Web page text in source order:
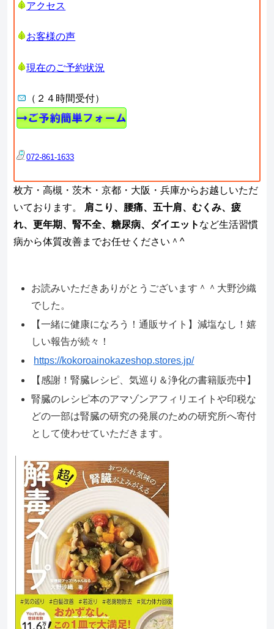
アクセス
お客様の声
現在のご予約状況
（２４時間受付）
072-861-1633
枚方・高槻・茨木・京都・大阪・兵庫からお越しいただ
いております。
肩こり、腰痛、五十肩、むくみ、疲
れ、更年期、腎不全、糖尿病、ダイエット など生活習慣
病から体質改善までお任せください＾^
お読みいただきありがとうございます＾＾大野沙織
でした。
【一緒に健康になろう！通販サイト】減塩なし！嬉
しい報告が続々！
https://kokoroainokazeshop.stores.jp/
【感謝！腎臓レシピ、気巡り＆浄化の書籍販売中】
腎臓のレシピ本のアマゾンアフィリエイトや印税な
どの一部は腎臓の研究の発展のための研究所へ寄付
として使わせていただきます。